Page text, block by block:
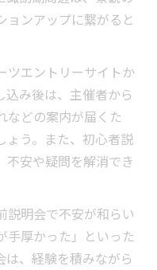
ョンアップに繋がると
ツエントリーサイトか
込み後は、主催者から
などの案内が届くた
ょう。また、初心者説
不安や疑問を解消でき
説明会で不安が和らい
手厚かった」といった
、経験を積みながら